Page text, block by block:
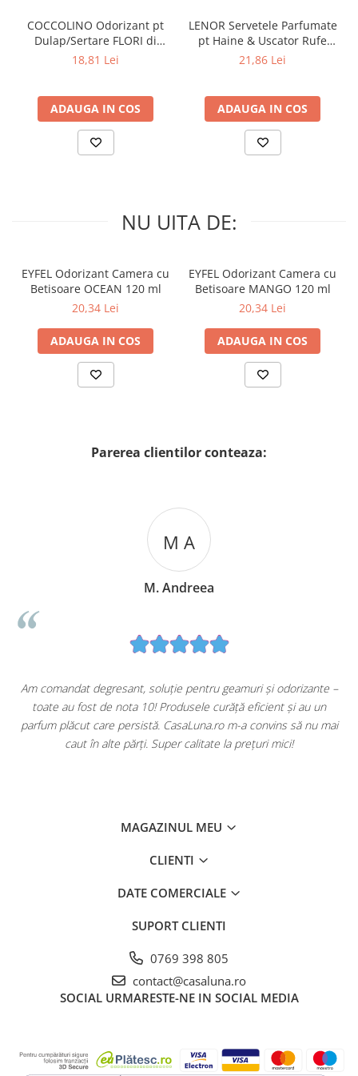
și extrem de eficient, acest accesoriu este esențial pentru orice
gospodărie.
COCCOLINO Odorizant pt
Dulap/Sertare FLORI di
PRIMAVERA 3 buc
18,81 Lei
ADAUGA IN COS
LENOR Servetele Parfumate
pt Haine & Uscator Rufe
SPRING AWAKENING 34 buc
21,86 Lei
ADAUGA IN COS
NU UITA DE:
EYFEL Odorizant Camera cu
Betisoare OCEAN 120 ml
20,34 Lei
ADAUGA IN COS
EYFEL Odorizant Camera cu
Betisoare MANGO 120 ml
20,34 Lei
ADAUGA IN COS
Parerea clientilor conteaza:
M A
M. Andreea
Am comandat degresant, soluție pentru geamuri și odorizante –
toate au fost de nota 10! Produsele curăță eficient și au un
parfum plăcut care persistă. CasaLuna.ro m-a convins să nu mai
caut în alte părți. Super calitate la prețuri mici!
MAGAZINUL MEU
CLIENTI
DATE COMERCIALE
SUPORT CLIENTI
0769 398 805
contact@casaluna.ro
SOCIAL URMARESTE-NE IN SOCIAL MEDIA